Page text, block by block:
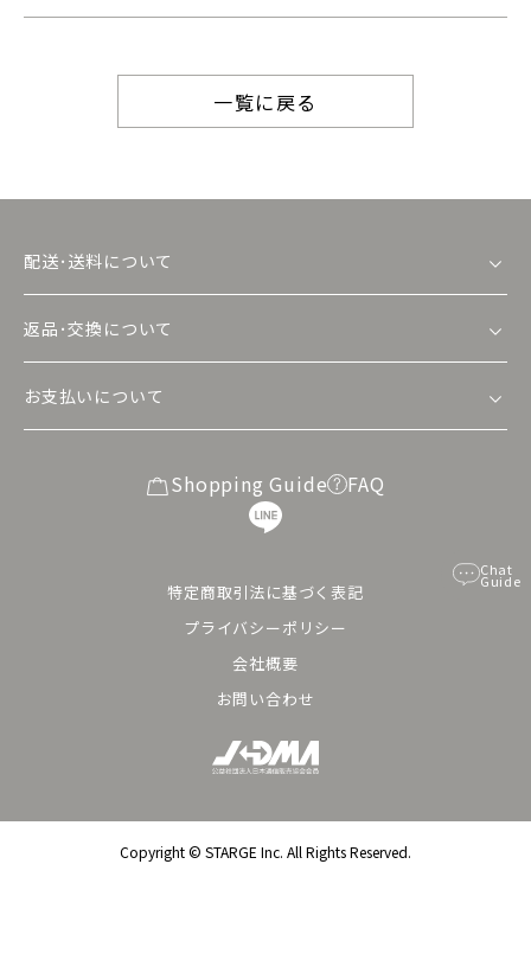
Chat
Guide
一覧に戻る
配送･送料について
返品･交換について
お支払いについて
Shopping Guide FAQ
特定商取引法に基づく表記
プライバシーポリシー
会社概要
お問い合わせ
Copyright ©︎ STARGE Inc. All Rights Reserved.